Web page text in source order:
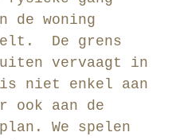
de woning
De grens
vervaagt in
niet enkel aan
ook aan de
We spelen